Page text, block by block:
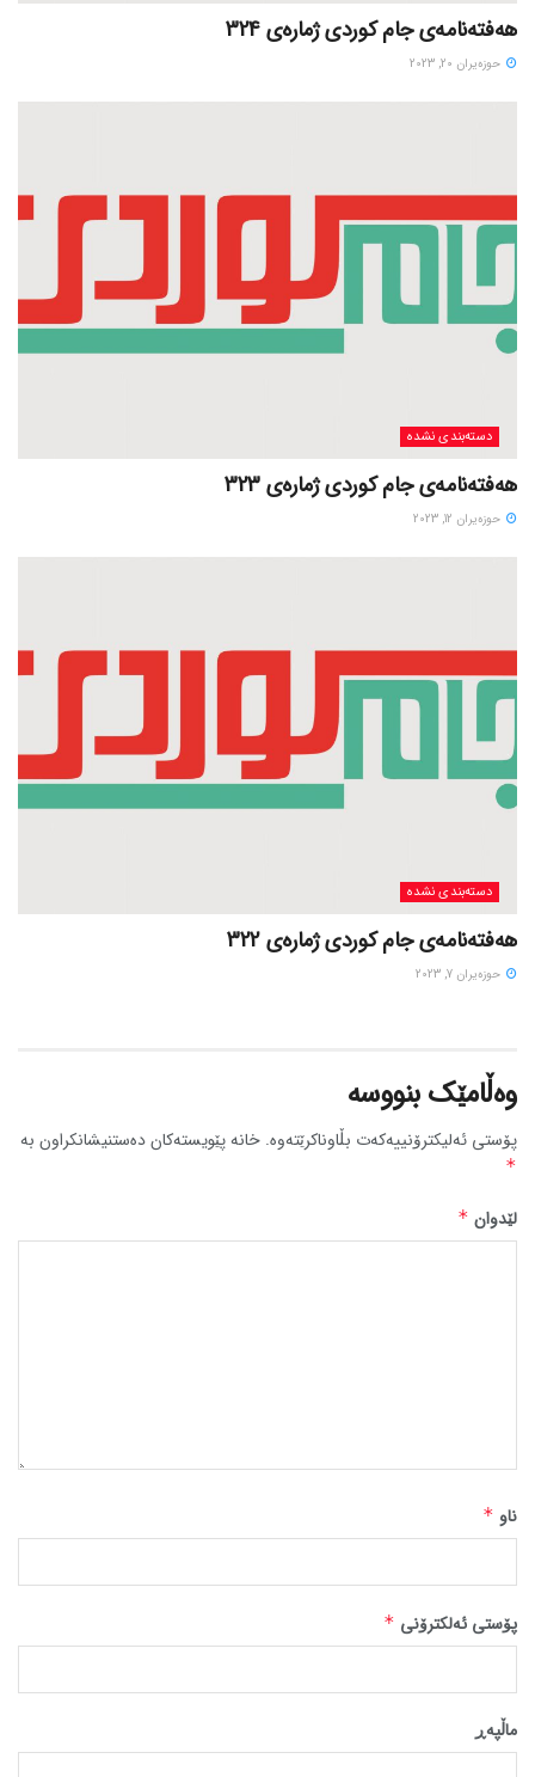
هەفتەنامەی جام کوردی ژمارەی 324
حوزه‌یران 20, 2023
دسته‌بندی نشده
هەفتەنامەی جام کوردی ژمارەی 323
حوزه‌یران 12, 2023
دسته‌بندی نشده
هەفتەنامەی جام کوردی ژمارەی 322
حوزه‌یران 7, 2023
وەڵامێک بنووسە
پۆستی ئەلیکترۆنییەکەت بڵاوناکرێتەوە. خانە پێویستەکان دەستنیشانکراون بە
*
لێدوان *
ناو *
پۆستی ئەلکترۆنی *
ماڵپه‌ڕ